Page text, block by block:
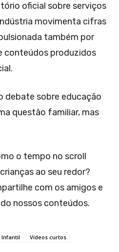
oficial sobre serviços
movimenta cifras
também por
conteúdos produzidos
debate sobre educação
questão familiar, mas
o tempo no scroll
ao seu redor?
com os amigos e
nossos conteúdos.
Infantil Vídeos curtos